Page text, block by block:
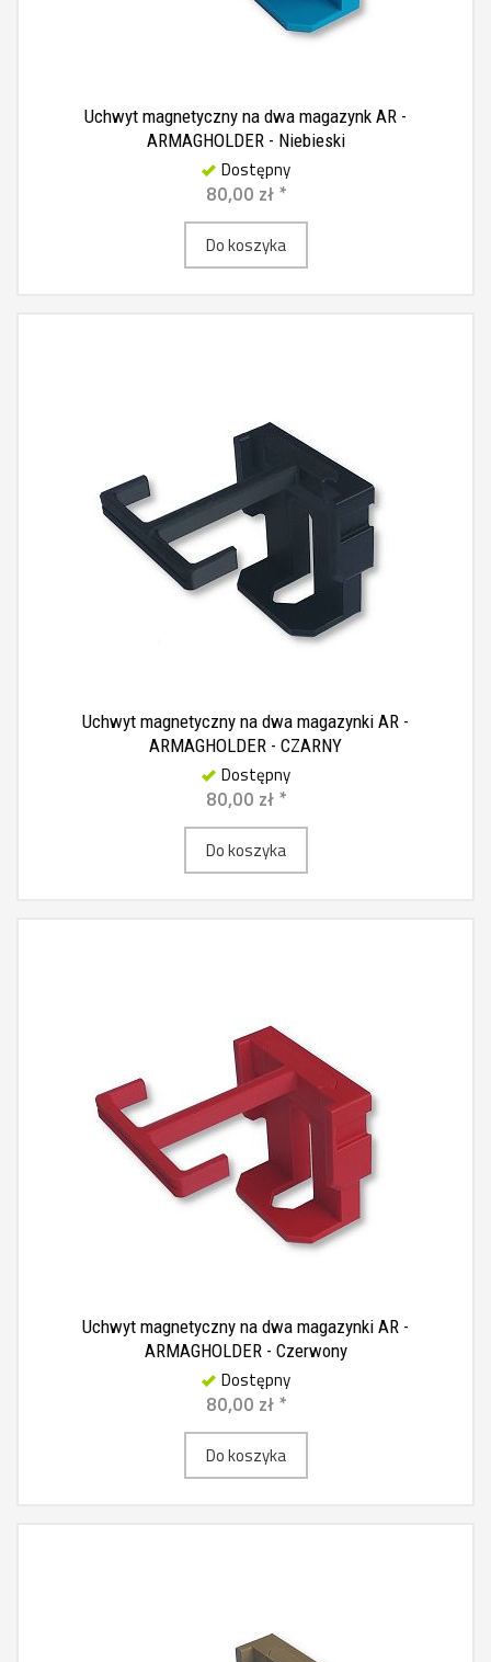
Uchwyt magnetyczny na dwa magazynk AR -
ARMAGHOLDER - Niebieski
Dostępny
80,00 zł *
Do koszyka
Uchwyt magnetyczny na dwa magazynki AR -
ARMAGHOLDER - CZARNY
Dostępny
80,00 zł *
Do koszyka
Uchwyt magnetyczny na dwa magazynki AR -
ARMAGHOLDER - Czerwony
Dostępny
80,00 zł *
Do koszyka